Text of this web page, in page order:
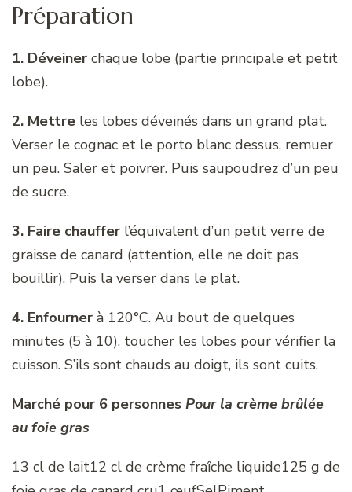
Préparation
1. Déveiner chaque lobe (partie principale et petit
lobe).
2. Mettre les lobes déveinés dans un grand plat.
Verser le cognac et le porto blanc dessus, remuer
un peu. Saler et poivrer. Puis saupoudrez d’un peu
de sucre.
3. Faire chauffer l’équivalent d’un petit verre de
graisse de canard (attention, elle ne doit pas
bouillir). Puis la verser dans le plat.
4. Enfourner à 120°C. Au bout de quelques
minutes (5 à 10), toucher les lobes pour vérifier la
cuisson. S’ils sont chauds au doigt, ils sont cuits.
Marché pour 6 personnes Pour la crème brûlée
au foie gras
13 cl de lait12 cl de crème fraîche liquide125 g de